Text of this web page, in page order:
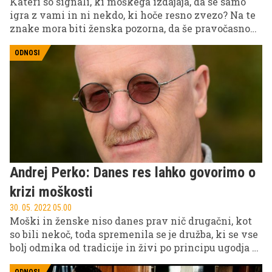
igra z vami in ni nekdo, ki hoče resno zvezo? Na te
znake mora biti ženska pozorna, da še pravočasno
ljubiti in biti tak, kot bi si želela.
ODNOSI
Andrej Perko: Danes res lahko govorimo o
krizi moškosti
30. 05. 2022 05.00
Moški in ženske niso danes prav nič drugačni, kot
so bili nekoč, toda spremenila se je družba, ki se vse
bolj odmika od tradicije in živi po principu ugodja –